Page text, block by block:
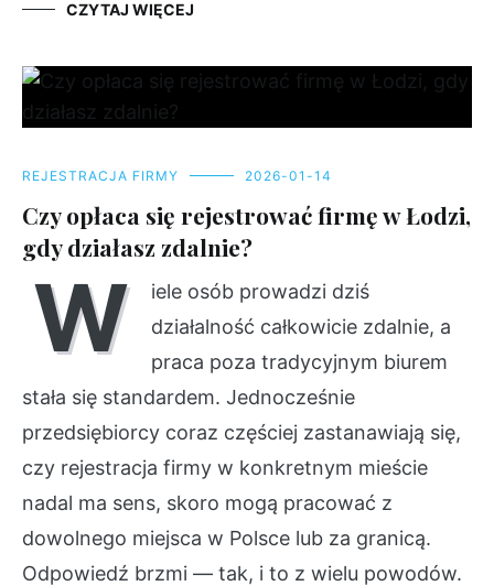
CZYTAJ WIĘCEJ
REJESTRACJA FIRMY 2026-01-14
Czy opłaca się rejestrować firmę w Łodzi,
gdy działasz zdalnie?
W
iele osób prowadzi dziś
działalność całkowicie zdalnie, a
praca poza tradycyjnym biurem
stała się standardem. Jednocześnie
przedsiębiorcy coraz częściej zastanawiają się,
czy rejestracja firmy w konkretnym mieście
nadal ma sens, skoro mogą pracować z
dowolnego miejsca w Polsce lub za granicą.
Odpowiedź brzmi — tak, i to z wielu powodów.